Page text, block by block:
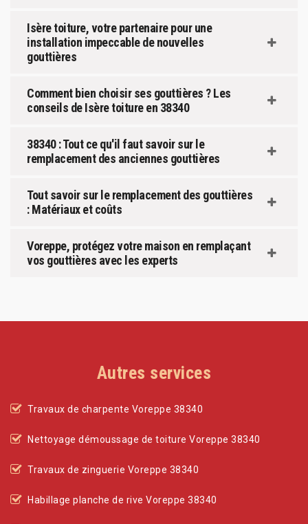
Isère toiture, votre partenaire pour une
installation impeccable de nouvelles
gouttières
Comment bien choisir ses gouttières ? Les
conseils de Isère toiture en 38340
38340 : Tout ce qu'il faut savoir sur le
remplacement des anciennes gouttières
Tout savoir sur le remplacement des gouttières
: Matériaux et coûts
Voreppe, protégez votre maison en remplaçant
vos gouttières avec les experts
Autres services
Travaux de charpente Voreppe 38340
Nettoyage démoussage de toiture Voreppe 38340
Travaux de zinguerie Voreppe 38340
Habillage planche de rive Voreppe 38340